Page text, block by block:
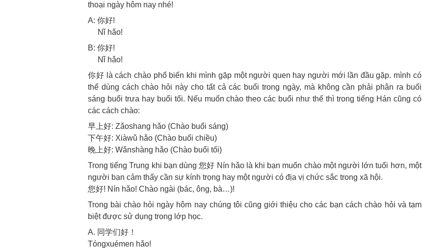
thoại ngày hôm nay nhé!
A: 你好!
Nǐ hǎo!
B: 你好!
Nǐ hǎo!
你好 là cách chào phổ biến khi mình gặp một người quen hay người mới lần đầu gặp. mình có
thể dùng cách chào hỏi này cho tất cả các buổi trong ngày, mà không cần phải phân ra buổi
sáng buổi trưa hay buổi tối. Nếu muốn chào theo các buổi như thế thì trong tiếng Hán cũng có
các cách chào:
早上好: Zǎoshang hǎo (Chào buổi sáng)
下午好: Xiàwǔ hǎo (Chào buổi chiều)
晚上好: Wǎnshàng hǎo (Chào buổi tối)
Trong tiếng Trung khi bạn dùng 您好 Nín hǎo là khi bạn muốn chào một người lớn tuổi hơn, một
người bạn cảm thấy cần sự kính trọng hay một người có địa vị chức sắc trong xã hội.
您好! Nín hǎo! Chào ngài (bác, ông, bà…)!
Trong bài chào hỏi ngày hôm nay chúng tôi cũng giới thiệu cho các bạn cách chào hỏi và tạm
biệt được sử dụng trong lớp học.
A. 同学们好！
Tóngxuémen hǎo!